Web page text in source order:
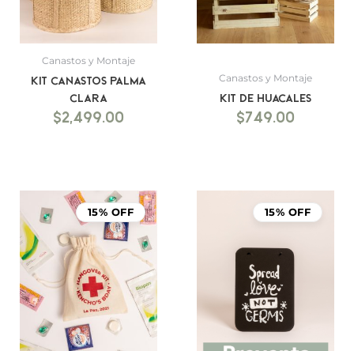
Canastos y Montaje
Kit canastos palma
clara
$2,499.00
Canastos y Montaje
Kit de Huacales
$749.00
15% OFF 15% OFF